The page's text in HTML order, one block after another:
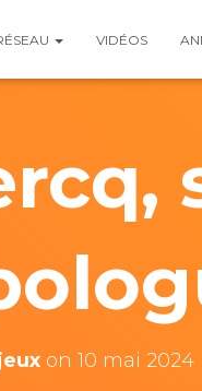
VIDÉOS
on 10 mai 2024